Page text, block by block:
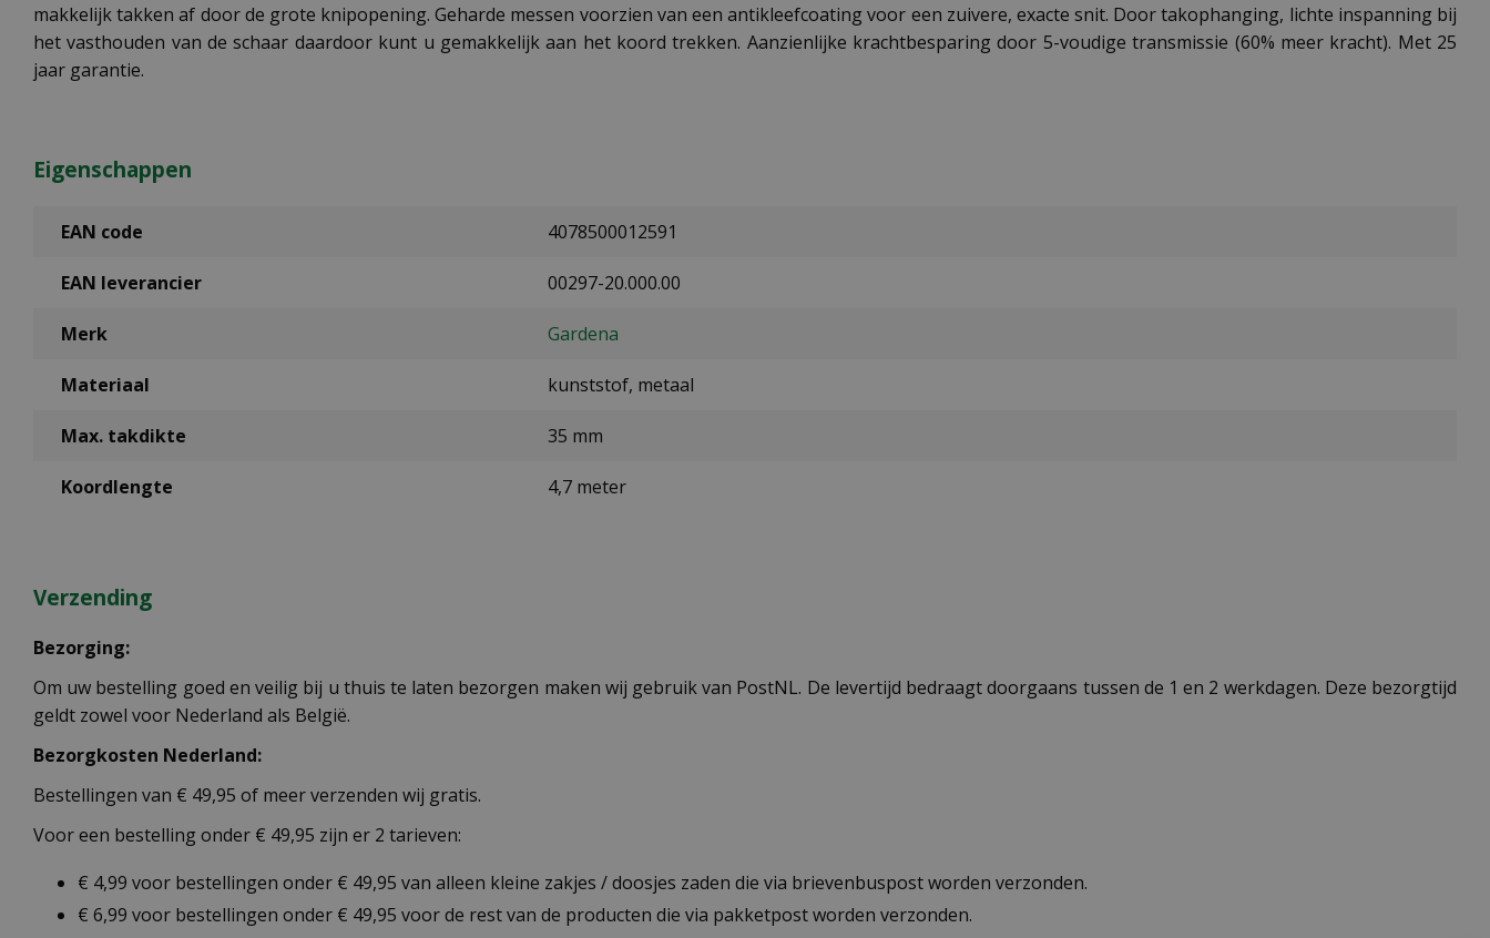
makkelijk takken af door de grote knipopening. Geharde messen voorzien van een antikleefcoating voor een zuivere, exacte snit. Door takophanging, lichte inspanning bij
het vasthouden van de schaar daardoor kunt u gemakkelijk aan het koord trekken. Aanzienlijke krachtbesparing door 5-voudige transmissie (60% meer kracht). Met 25
jaar garantie.
Eigenschappen
EAN code 4078500012591
EAN leverancier 00297-20.000.00
Merk Gardena
Materiaal kunststof, metaal
Max. takdikte 35 mm
Koordlengte 4,7 meter
Verzending
Bezorging:
Om uw bestelling goed en veilig bij u thuis te laten bezorgen maken wij gebruik van PostNL. De levertijd bedraagt doorgaans tussen de 1 en 2 werkdagen. Deze bezorgtijd
geldt zowel voor Nederland als België.
Bezorgkosten Nederland:
Bestellingen van € 49,95 of meer verzenden wij gratis.
Voor een bestelling onder € 49,95 zijn er 2 tarieven:
€ 4,99 voor bestellingen onder € 49,95 van alleen kleine zakjes / doosjes zaden die via brievenbuspost worden verzonden.
€ 6,99 voor bestellingen onder € 49,95 voor de rest van de producten die via pakketpost worden verzonden.